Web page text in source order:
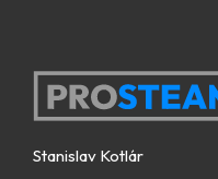
Zápatí
Stanislav Kotlár